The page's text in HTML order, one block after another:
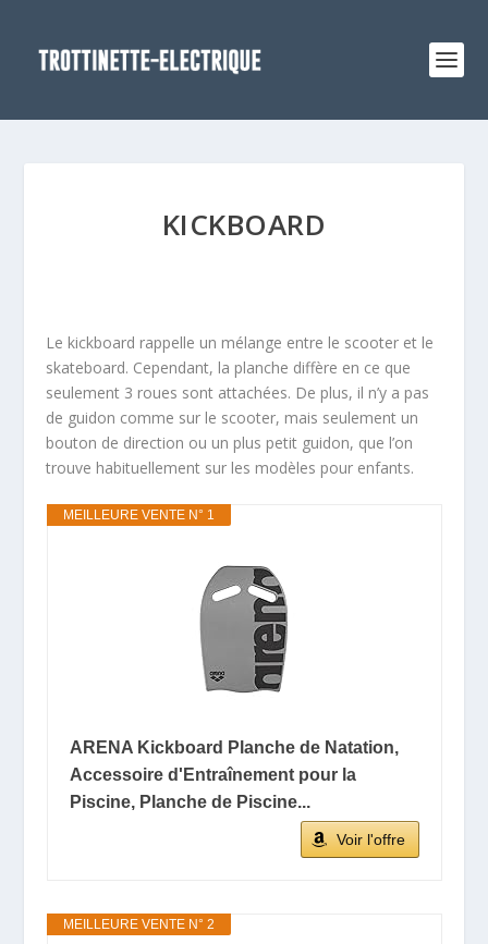
KICKBOARD
Le kickboard rappelle un mélange entre le scooter et le
skateboard. Cependant, la planche diffère en ce que
seulement 3 roues sont attachées. De plus, il n’y a pas
de guidon comme sur le scooter, mais seulement un
bouton de direction ou un plus petit guidon, que l’on
trouve habituellement sur les modèles pour enfants.
MEILLEURE VENTE N° 1
ARENA Kickboard Planche de Natation,
Accessoire d'Entraînement pour la
Piscine, Planche de Piscine...
Voir l'offre
MEILLEURE VENTE N° 2